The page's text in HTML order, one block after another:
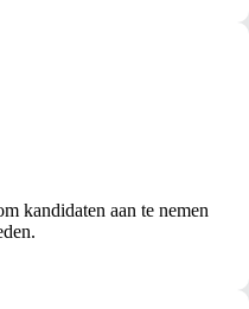
kandidaten aan te nemen